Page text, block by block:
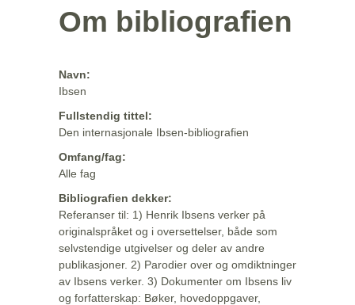
Om bibliografien
Navn:
Ibsen
Fullstendig tittel:
Den internasjonale Ibsen-bibliografien
Omfang/fag:
Alle fag
Bibliografien dekker:
Referanser til: 1) Henrik Ibsens verker på
originalspråket og i oversettelser, både som
selvstendige utgivelser og deler av andre
publikasjoner. 2) Parodier over og omdiktninger
av Ibsens verker. 3) Dokumenter om Ibsens liv
og forfatterskap: Bøker, hovedoppgaver,